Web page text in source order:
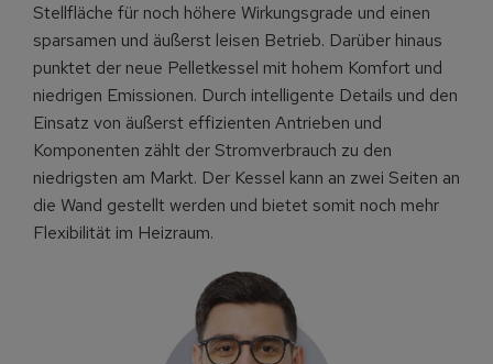
Stellfläche für noch höhere Wirkungsgrade und einen
sparsamen und äußerst leisen Betrieb. Darüber hinaus
punktet der neue Pelletkessel mit hohem Komfort und
niedrigen Emissionen. Durch intelligente Details und den
Einsatz von äußerst effizienten Antrieben und
Komponenten zählt der Stromverbrauch zu den
niedrigsten am Markt. Der Kessel kann an zwei Seiten an
die Wand gestellt werden und bietet somit noch mehr
Flexibilität im Heizraum.